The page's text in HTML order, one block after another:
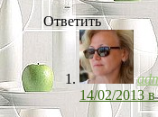
Ответить
14/02/2013